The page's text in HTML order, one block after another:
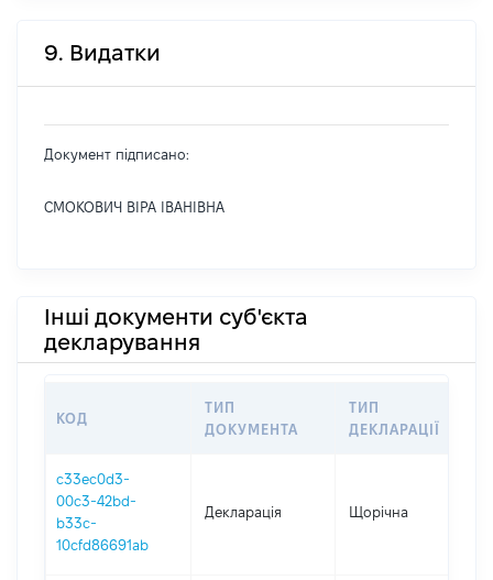
9. Видатки
Документ підписано:
СМОКОВИЧ ВІРА ІВАНІВНА
Інші документи суб'єкта
декларування
КОД
ТИП
ДОКУМЕНТА
ТИП
ДЕКЛАРАЦІЇ
c33ec0d3-
00c3-42bd-
b33c-
10cfd86691ab
Декларація Щорічна